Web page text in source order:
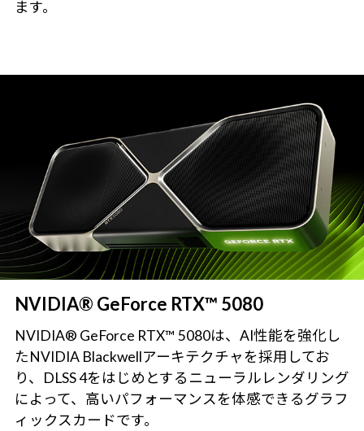
ます。
NVIDIA® GeForce RTX™ 5080
NVIDIA® GeForce RTX™ 5080は、AI性能を強化し
たNVIDIA Blackwellアーキテクチャを採用してお
り、DLSS 4をはじめとするニューラルレンダリング
によって、高いパフォーマンスを体感できるグラフ
ィックスカードです。